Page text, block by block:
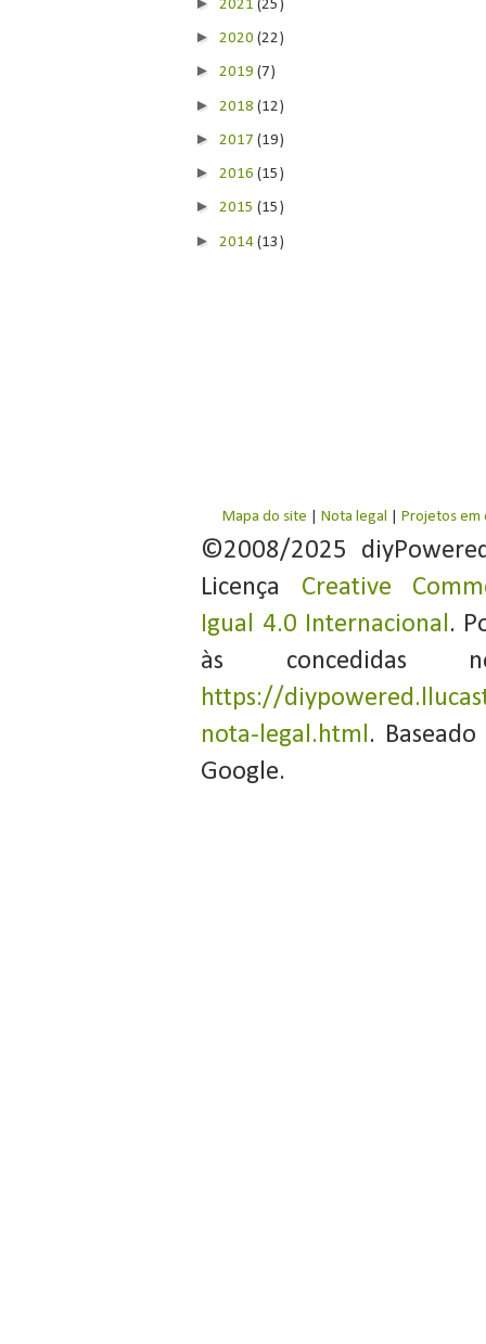
2021(25)
► 2020(22)
► 2019(7)
► 2018(12)
► 2017(19)
► 2016(15)
► 2015(15)
► 2014(13)
Mapa do site Nota legal Projetos em
©2008/2025
Licença Creative
Igual 4.0 Internacional .
às concedidas
https://
nota-legal.html .
Google.